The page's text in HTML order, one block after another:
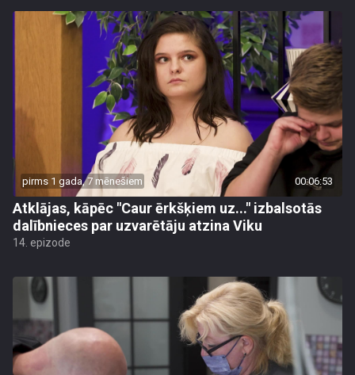
pirms 1 gada, 7 mēnešiem 00:06:53
Atklājas, kāpēc "Caur ērkšķiem uz..." izbalsotās
dalībnieces par uzvarētāju atzina Viku
14. epizode